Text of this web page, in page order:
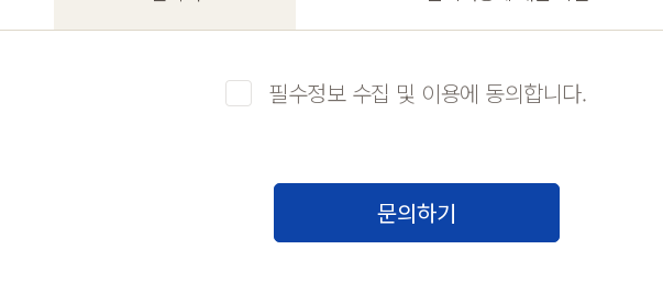
필수정보 수집 및 이용에 동의합니다.
문의하기